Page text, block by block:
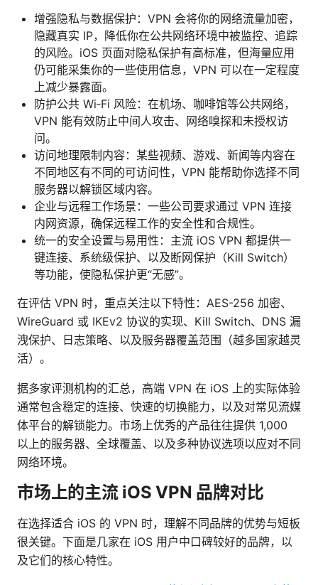
增强隐私与数据保护：VPN 会将你的网络流量加密，
隐藏真实 IP，降低你在公共网络环境中被监控、追踪
的风险。iOS 页面对隐私保护有高标准，但海量应用
仍可能采集你的一些使用信息，VPN 可以在一定程度
上减少暴露面。
防护公共 Wi‑Fi 风险：在机场、咖啡馆等公共网络，
VPN 能有效防止中间人攻击、网络嗅探和未授权访
问。
访问地理限制内容：某些视频、游戏、新闻等内容在
不同地区有不同的可访问性，VPN 能帮助你选择不同
服务器以解锁区域内容。
企业与远程工作场景：一些公司要求通过 VPN 连接
内网资源，确保远程工作的安全性和合规性。
统一的安全设置与易用性：主流 iOS VPN 都提供一
键连接、系统级保护、以及断网保护（Kill Switch）
等功能，使隐私保护更“无感”。
在评估 VPN 时，重点关注以下特性：AES-256 加密、
WireGuard 或 IKEv2 协议的实现、Kill Switch、DNS 漏
洩保护、日志策略、以及服务器覆盖范围（越多国家越灵
活）。
据多家评测机构的汇总，高端 VPN 在 iOS 上的实际体验
通常包含稳定的连接、快速的切换能力，以及对常见流媒
体平台的解锁能力。市场上优秀的产品往往提供 1,000
以上的服务器、全球覆盖、以及多种协议选项以应对不同
网络环境。
市场上的主流 iOS VPN 品牌对比
在选择适合 iOS 的 VPN 时，理解不同品牌的优势与短板
很关键。下面是几家在 iOS 用户中口碑较好的品牌，以
及它们的核心特性。